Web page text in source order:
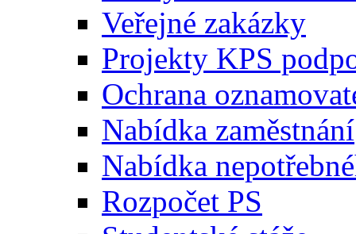
Veřejné zakázky
Projekty KPS
Ochrana
Nabídka zaměstnání
Nabídka
Rozpočet PS